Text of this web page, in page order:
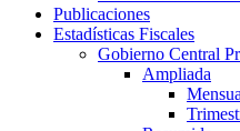
Publicaciones
Estadísticas Fiscales
Gobierno Central
Ampliada